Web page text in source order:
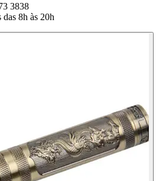
3838
8h às 20h